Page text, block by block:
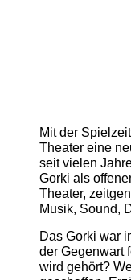
Mit der
Theater eine
seit vielen
Gorki als
Theater,
Musik, Sound,
Das Gorki war
der Gegenwart
wird gehört?